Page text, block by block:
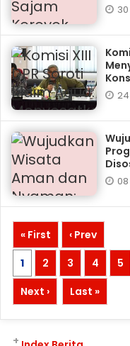
« First
‹ Prev
1
2 3 4 5
Next ›
Last »
+